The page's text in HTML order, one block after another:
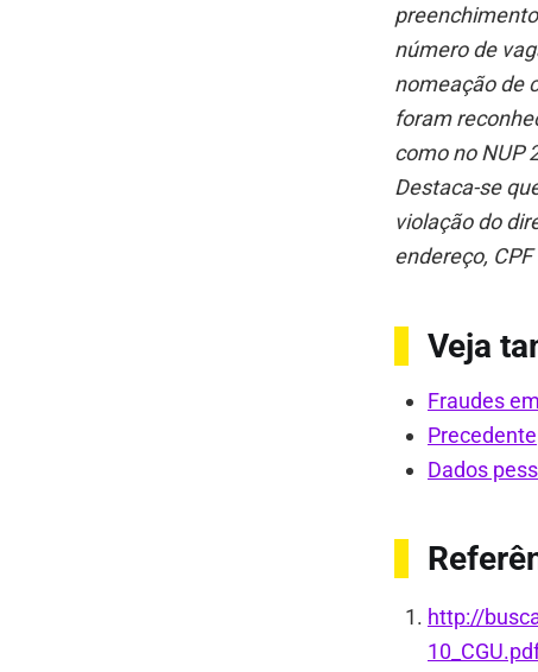
número de
nomeação de
foram
como no NUP
Destaca-se
violação do
endereço,
Veja
Fraudes
Precedente
Dados
http://